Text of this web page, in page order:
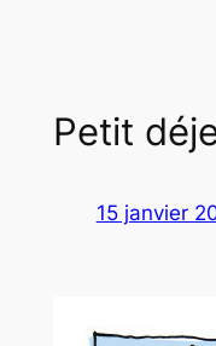
Petit
15 janvier